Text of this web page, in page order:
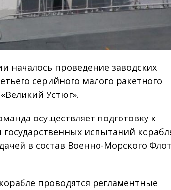
началось проведение заводских
серийного малого ракетного
Устюг».
осуществляет подготовку к
испытаний
в состав Военно-Морского
проводятся регламентные